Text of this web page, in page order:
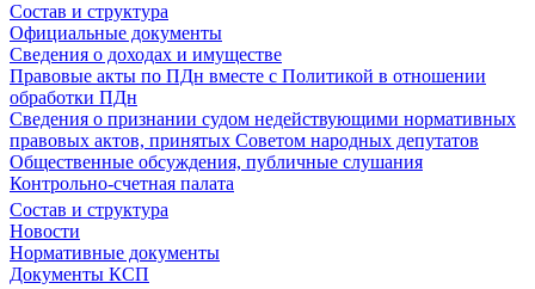
Состав и структура
Официальные документы
Сведения о доходах и имуществе
Правовые акты по ПДн вместе с Политикой в отношении
обработки ПДн
Сведения о признании судом недействующими нормативных
правовых актов, принятых Советом народных депутатов
Общественные обсуждения, публичные слушания
Контрольно-счетная палата
Состав и структура
Новости
Нормативные документы
Документы КСП